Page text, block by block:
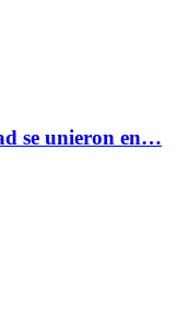
se unieron en…